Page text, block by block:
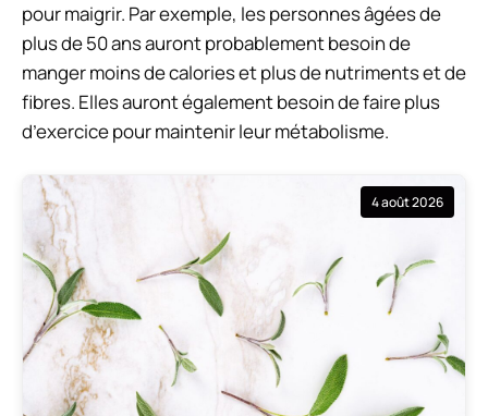
pour maigrir. Par exemple, les personnes âgées de
plus de 50 ans auront probablement besoin de
manger moins de calories et plus de nutriments et de
fibres. Elles auront également besoin de faire plus
d’exercice pour maintenir leur métabolisme.
4 août 2026